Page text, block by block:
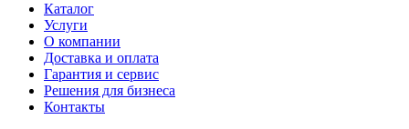
Каталог
Услуги
О компании
Доставка и оплата
Гарантия и сервис
Решения для бизнеса
Контакты